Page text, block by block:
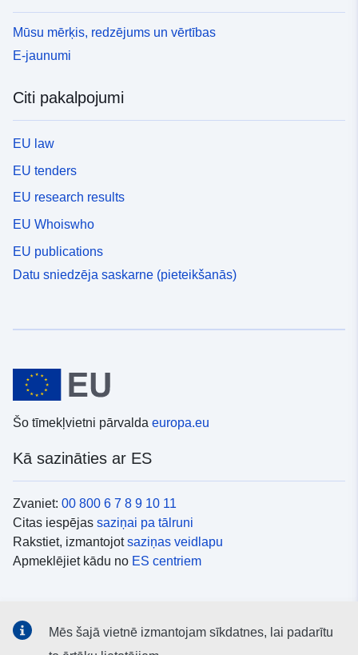
Mūsu mērķis, redzējums un vērtības
E-jaunumi
Citi pakalpojumi
EU law
EU tenders
EU research results
EU Whoiswho
EU publications
Datu sniedzēja saskarne (pieteikšanās)
Šo tīmekļvietni pārvalda europa.eu
Kā sazināties ar ES
Zvaniet: 00 800 6 7 8 9 10 11
Citas iespējas saziņai pa tālruni
Rakstiet, izmantojotsaziņas veidlapu
Apmeklējiet kādu no ES centriem
Mēs šajā vietnē izmantojam sīkdatnes, lai padarītu